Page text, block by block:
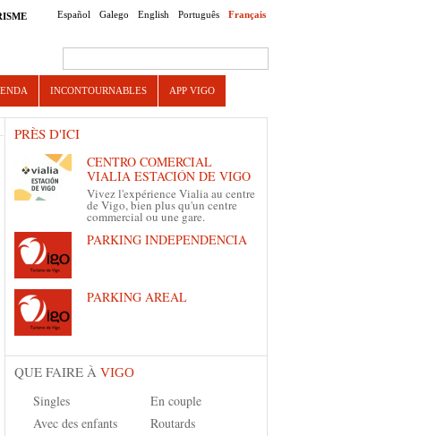
Español Galego English Português Français
INCONTOURNABLES APP VIGO
PRÈS D'ICI
CENTRO COMERCIAL
VIALIA ESTACIÓN DE VIGO
Vivez l'expérience Vialia au centre
de Vigo, bien plus qu'un centre
commercial ou une gare.
PARKING INDEPENDENCIA
PARKING AREAL
QUE FAIRE À VIGO
Singles
En couple
Avec des enfants
Routards